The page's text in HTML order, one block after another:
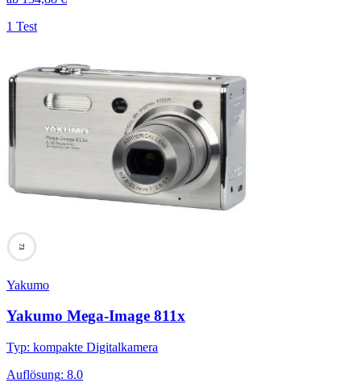
1 Test
73
Yakumo
Yakumo Mega-Image 811x
Typ: kompakte Digitalkamera
Auflösung: 8.0